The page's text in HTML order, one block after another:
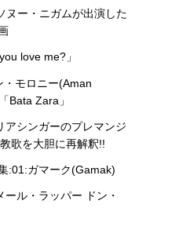
ヌー・ニガムが出演した
love me?」
・モロニー(Aman
Bata Zara」
アシンガーのプレマンジ
歌を大胆に再解釈!!
:01:ガマーク(Gamak)
ル・ラッパー ドン・